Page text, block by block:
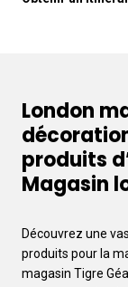
London
produits
Magasin
Découvrez une
produits pour la
magasin Tigre